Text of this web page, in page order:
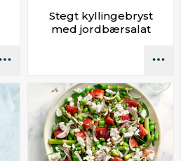
Stegt kyllingebryst
med jordbærsalat